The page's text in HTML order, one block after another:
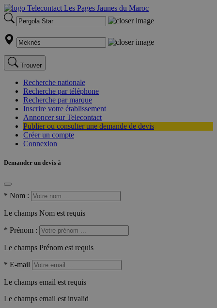
Trouver
Recherche nationale
Recherche par téléphone
Recherche par marque
Inscrire votre établissement
Annoncer sur Telecontact
Publier ou consulter une demande de devis
Créer un compte
Connexion
Demander un devis à
* Nom :
Le champs Nom est requis
* Prénom :
Le champs Prénom est requis
* E-mail
Le champs email est requis
Le champs email est invalid